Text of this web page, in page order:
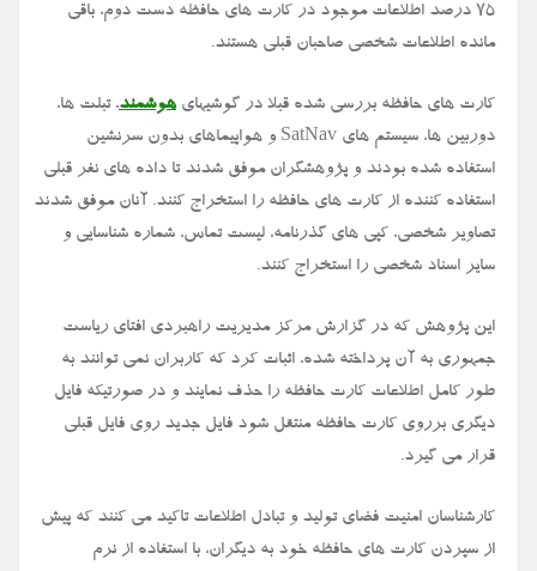
۷۵ درصد اطلاعات موجود در کارت های حافظه دست دوم، باقی
مانده اطلاعات شخصی صاحبان قبلی هستند.
کارت های حافظه بررسی شده قبلا در گوشیهای هوشمند، تبلت ها،
دوربین ها، سیستم های SatNav و هواپیماهای بدون سرنشین
استفاده شده بودند و پژوهشگران موفق شدند تا داده های نفر قبلی
استفاده کننده از کارت های حافظه را استخراج کنند. آنان موفق شدند
تصاویر شخصی، کپی های گذرنامه، لیست تماس، شماره شناسایی و
سایر اسناد شخصی را استخراج کنند.
این پژوهش که در گزارش مرکز مدیریت راهبردی افتای ریاست
جمهوری به آن پرداخته شده، اثبات کرد که کاربران نمی توانند به
طور کامل اطلاعات کارت حافظه را حذف نمایند و در صورتیکه فایل
دیگری برروی کارت حافظه منتقل شود فایل جدید روی فایل قبلی
قرار می گیرد.
کارشناسان امنیت فضای تولید و تبادل اطلاعات تاکید می کنند که پیش
از سپردن کارت های حافظه خود به دیگران، با استفاده از نرم